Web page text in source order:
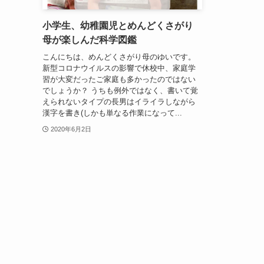
小学生、幼稚園児とめんどくさがり
母が楽しんだ科学図鑑
こんにちは、めんどくさがり母のゆいです。
新型コロナウイルスの影響で休校中、家庭学
習が大変だったご家庭も多かったのではない
でしょうか？ うちも例外ではなく、書いて覚
えられないタイプの長男はイライラしながら
漢字を書き(しかも単なる作業になって...
2020年6月2日